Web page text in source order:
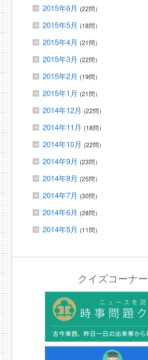
2015年6月 (22問）
2015年5月 (18問）
2015年4月 (21問）
2015年3月 (22問）
2015年2月 (19問）
2015年1月 (21問）
2014年12月 (22問）
2014年11月 (18問）
2014年10月 (22問）
2014年9月 (23問）
2014年8月 (25問）
2014年7月 (30問）
2014年6月 (28問）
2014年5月 (11問）
クイズコーナー